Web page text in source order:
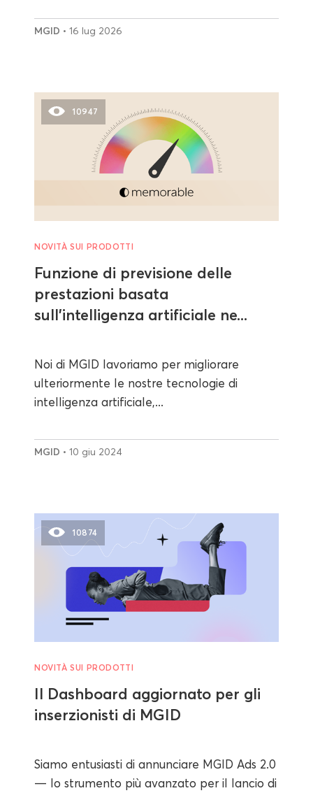
MGID • 16 lug 2026
10947
NOVITÀ SUI PRODOTTI
Funzione di previsione delle
prestazioni basata
sull'intelligenza artificiale ne...
Noi di MGID lavoriamo per migliorare
ulteriormente le nostre tecnologie di
intelligenza artificiale,...
MGID • 10 giu 2024
10874
NOVITÀ SUI PRODOTTI
Il Dashboard aggiornato per gli
inserzionisti di MGID
Siamo entusiasti di annunciare MGID Ads 2.0
— lo strumento più avanzato per il lancio di